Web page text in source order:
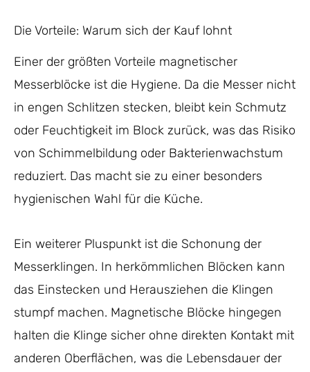
Die Vorteile: Warum sich der Kauf lohnt
Einer der größten Vorteile magnetischer
Messerblöcke ist die Hygiene. Da die Messer nicht
in engen Schlitzen stecken, bleibt kein Schmutz
oder Feuchtigkeit im Block zurück, was das Risiko
von Schimmelbildung oder Bakterienwachstum
reduziert. Das macht sie zu einer besonders
hygienischen Wahl für die Küche.
Ein weiterer Pluspunkt ist die Schonung der
Messerklingen. In herkömmlichen Blöcken kann
das Einstecken und Herausziehen die Klingen
stumpf machen. Magnetische Blöcke hingegen
halten die Klinge sicher ohne direkten Kontakt mit
anderen Oberflächen, was die Lebensdauer der